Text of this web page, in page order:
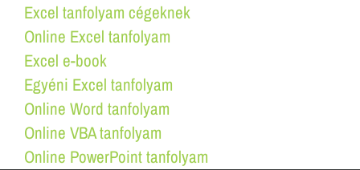
Excel tanfolyam cégeknek
Online Excel tanfolyam
Excel e-book
Egyéni Excel tanfolyam
Online Word tanfolyam
Online VBA tanfolyam
Online PowerPoint tanfolyam